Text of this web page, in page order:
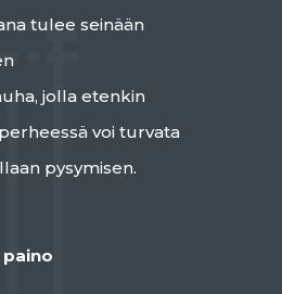
tulee seinään
jolla etenkin
voi turvata
pysymisen.